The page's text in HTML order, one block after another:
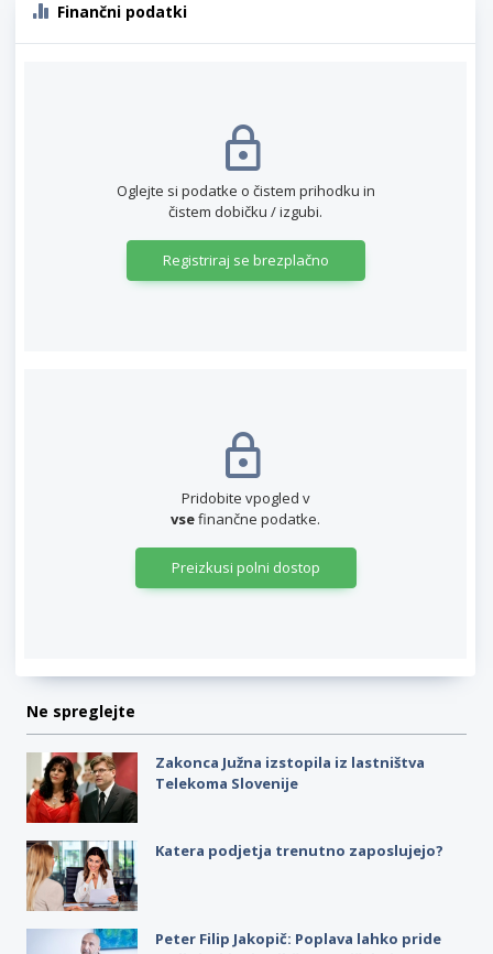
Finančni podatki
Oglejte si podatke o čistem prihodku in
čistem dobičku / izgubi.
Registriraj se brezplačno
Pridobite vpogled v
vsefinančne podatke.
Preizkusi polni dostop
Ne spreglejte
Zakonca Južna izstopila iz lastništva
Telekoma Slovenije
Katera podjetja trenutno zaposlujejo?
Peter Filip Jakopič: Poplava lahko pride